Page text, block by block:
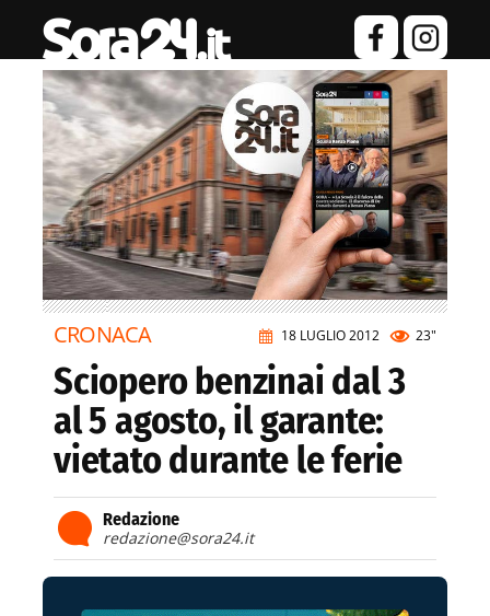
18 LUGLIO 2012 23"
CRONACA
Sciopero benzinai dal 3
al 5 agosto, il garante:
vietato durante le ferie
Redazione
redazione@sora24.it